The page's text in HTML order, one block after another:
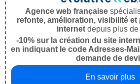
Agence web française
refonte, amélioration, visibilité
internet depuis plus
-10% sur la création du site
en indiquant le code Adresses-
demande de
En savoir plus